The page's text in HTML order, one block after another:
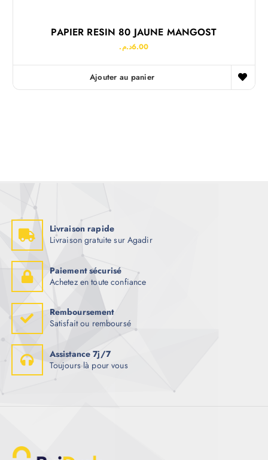
PAPIER RESIN 80 JAUNE MANGOST
6.00د.م.
Ajouter au panier
Livraison rapide
Livraison gratuite sur Agadir
Paiement sécurisé
Achetez en toute confiance
Remboursement
Satisfait ou remboursé
Assistance 7j/7
Toujours là pour vous